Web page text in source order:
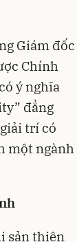
Giám đốc
Chính
ý nghĩa
đẳng
trí có
một ngành
sản thiên